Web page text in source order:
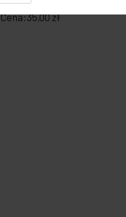
Cena:35,00 zł